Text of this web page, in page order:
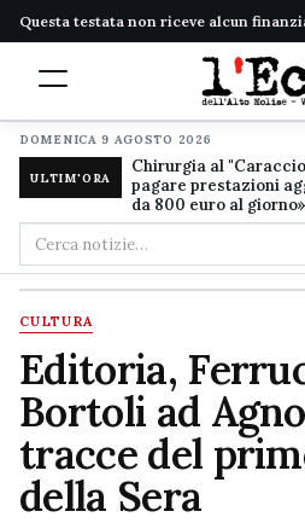
Questa testata non riceve alcun
DOMENICA 9 AGOSTO 2026
ULTIM'ORA
Chirurgia al
pagare prestazioni
da 800 euro al giorno»
Cerca
nel
sito
CULTURA
Editoria,
Bortoli ad
tracce del
della Sera